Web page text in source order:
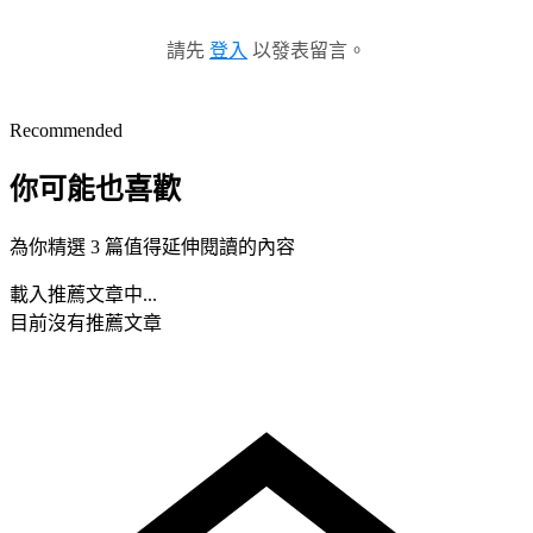
請先 登入 以發表留言。
Recommended
你可能也喜歡
為你精選 3 篇值得延伸閱讀的內容
載入推薦文章中...
目前沒有推薦文章